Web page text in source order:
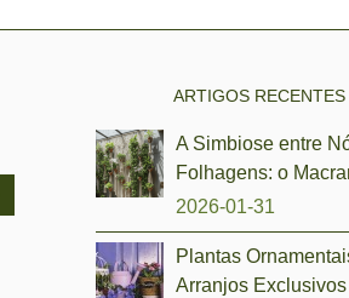
ARTIGOS RECENTES
A Simbiose entre
Folhagens: o
2026-01-31
Plantas
Arranjos Exclusivos